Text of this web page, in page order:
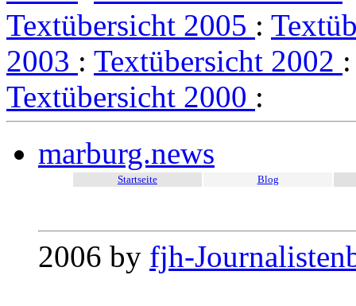
Textübersicht 2005 :
2003 : Textübersicht 2002
Textübersicht 2000 :
marburg.news
Startseite Blog
2006 by fjh-